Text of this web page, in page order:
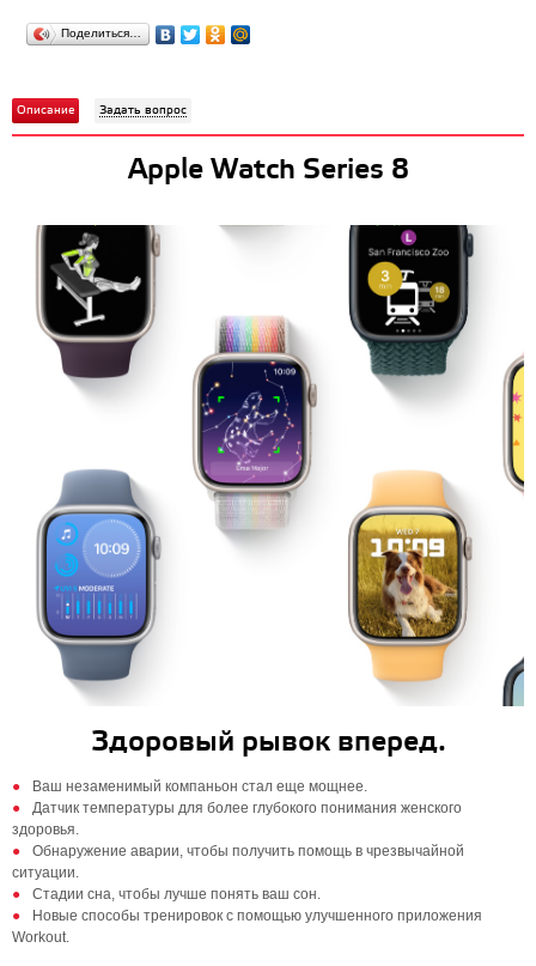
Поделиться…
Описание Задать вопрос
Apple Watch Series 8
Здоровый рывок вперед.
Ваш незаменимый компаньон стал еще мощнее.
Датчик температуры для более глубокого понимания женского
здоровья.
Обнаружение аварии, чтобы получить помощь в чрезвычайной
ситуации.
Стадии сна, чтобы лучше понять ваш сон.
Новые способы тренировок с помощью улучшенного приложения
Workout.